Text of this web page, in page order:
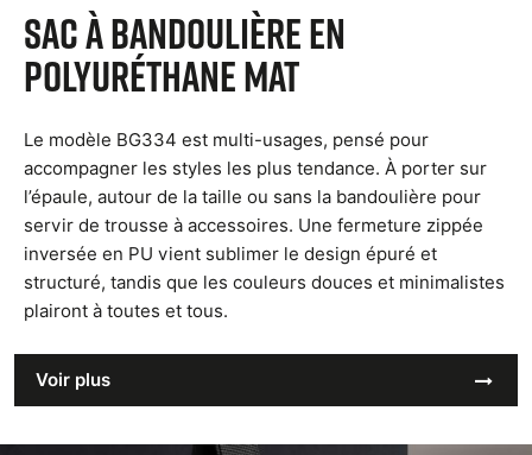
Sac à bandoulière en
polyuréthane mat
Le modèle BG334 est multi-usages, pensé pour
accompagner les styles les plus tendance. À porter sur
l’épaule, autour de la taille ou sans la bandoulière pour
servir de trousse à accessoires. Une fermeture zippée
inversée en PU vient sublimer le design épuré et
structuré, tandis que les couleurs douces et minimalistes
plairont à toutes et tous.
Voir plus